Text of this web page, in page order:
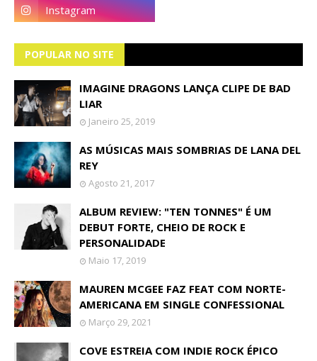
POPULAR NO SITE
IMAGINE DRAGONS LANÇA CLIPE DE BAD
LIAR
Janeiro 25, 2019
AS MÚSICAS MAIS SOMBRIAS DE LANA DEL
REY
Agosto 21, 2017
ALBUM REVIEW: "TEN TONNES" É UM
DEBUT FORTE, CHEIO DE ROCK E
PERSONALIDADE
Maio 17, 2019
MAUREN MCGEE FAZ FEAT COM NORTE-
AMERICANA EM SINGLE CONFESSIONAL
Março 29, 2021
COVE ESTREIA COM INDIE ROCK ÉPICO